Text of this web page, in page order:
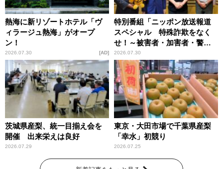
熱海に新リゾートホテル「ヴ
ィラージュ熱海」がオープ
ン！
2026.07.30 AD
特別番組「ニッポン放送報道
スペシャル 特殊詐欺をなく
せ！～被害者・加害者・警視
庁が語るトクリュウの実態
～」放送
2026.07.30
茨城県産梨、統一目揃え会を
開催 出来栄えは良好
2026.07.29
東京・大田市場で千葉県産梨
「幸水」初競り
2026.07.25